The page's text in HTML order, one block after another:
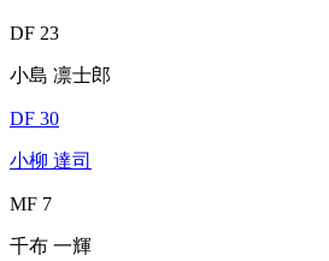
DF 23
小島 凛士郎
DF 30
小柳 達司
MF 7
千布 一輝